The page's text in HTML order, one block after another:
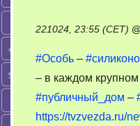
221024, 23:55 (CET) @
#Особь –
– в каждом крупном
#публичный_дом –
https://tvzvezda.ru/